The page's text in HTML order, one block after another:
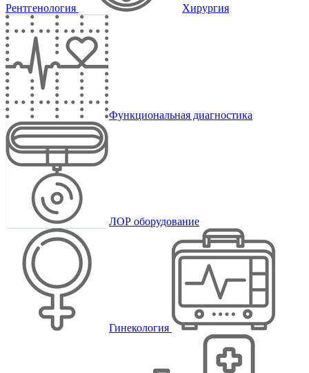
Рентгенология Хирургия
Функциональная диагностика
ЛОР оборудование
Гинекология